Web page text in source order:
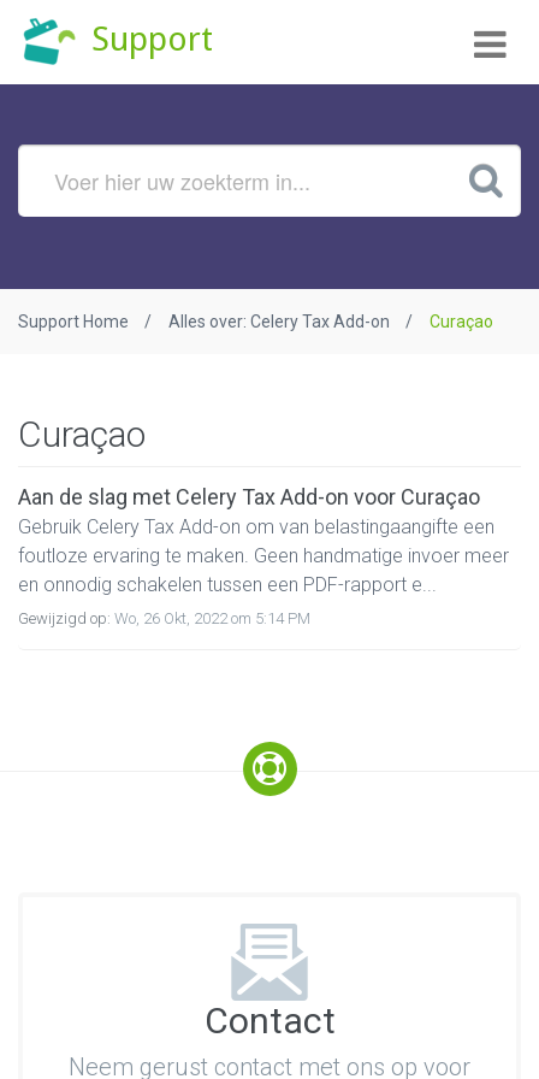
Support
Support Home Alles over: Celery Tax Add-on Curaçao
Curaçao
Aan de slag met Celery Tax Add-on voor Curaçao
Gebruik Celery Tax Add-on om van belastingaangifte een
foutloze ervaring te maken. Geen handmatige invoer meer
en onnodig schakelen tussen een PDF-rapport e...
Gewijzigd op: Wo, 26 Okt, 2022 om 5:14 PM
Contact
Neem gerust contact met ons op voor